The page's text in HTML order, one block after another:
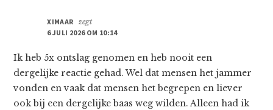
XIMAAR zegt
6 JULI 2026 OM 10:14
Ik heb 5x ontslag genomen en heb nooit een
dergelijke reactie gehad. Wel dat mensen het jammer
vonden en vaak dat mensen het begrepen en liever
ook bij een dergelijke baas weg wilden. Alleen had ik